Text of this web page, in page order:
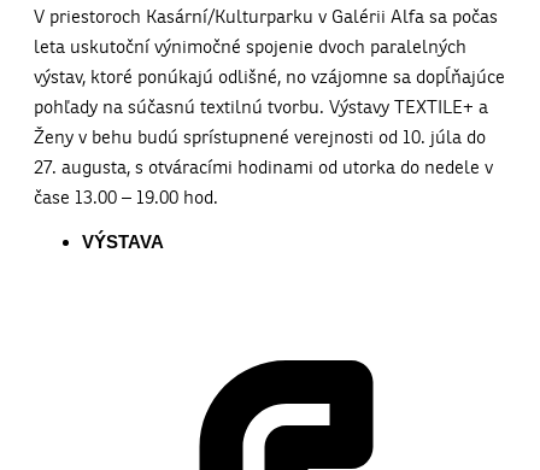
V priestoroch Kasární/Kulturparku v Galérii Alfa sa počas
leta uskutoční výnimočné spojenie dvoch paralelných
výstav, ktoré ponúkajú odlišné, no vzájomne sa dopĺňajúce
pohľady na súčasnú textilnú tvorbu. Výstavy TEXTILE+ a
Ženy v behu budú sprístupnené verejnosti od 10. júla do
27. augusta, s otváracími hodinami od utorka do nedele v
čase 13.00 – 19.00 hod.
VÝSTAVA